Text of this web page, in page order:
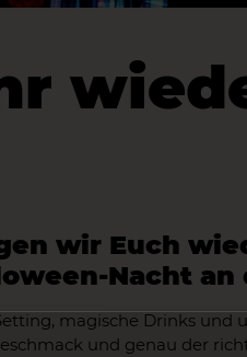
wir Euch
Nacht an
magische Drinks und
und genau der